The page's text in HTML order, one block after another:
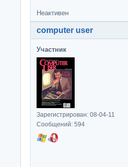
Неактивен
computer user
Участник
Зарегистрирован: 08-04-11
Сообщений: 594